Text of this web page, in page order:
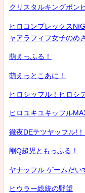
クリスタルキングボン
ヒロコンプレックス
ャアラフィフ女子のめ
萌えっふる！
萌えっとこあに！
ヒロシッフル！ヒロシ
ヒロユキユキッフル
徹夜DEテツヤッフル!
剛Q超児ともっふる！
ヤナッフル ゲームだい
ヒウラー総統の野望